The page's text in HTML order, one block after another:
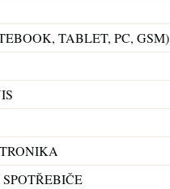
TABLET, PC, GSM)